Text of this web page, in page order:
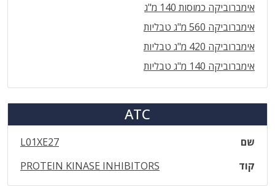
אימברוביקה כמוסות 140 מ"ג
אימברוביקה 560 מ"ג טבליות
אימברוביקה 420 מ"ג טבליות
אימברוביקה 140 מ"ג טבליות
ATC
שם
L01XE27
קוד
PROTEIN KINASE INHIBITORS